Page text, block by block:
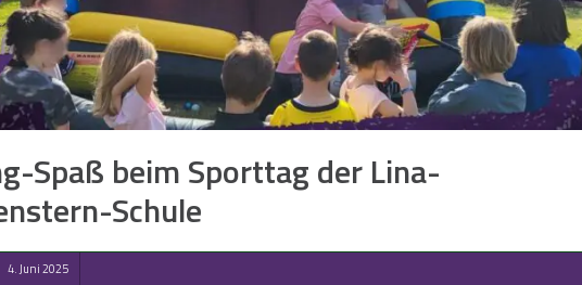
Spaß beim Sporttag der Lina-
Schule
4. Juni 2025